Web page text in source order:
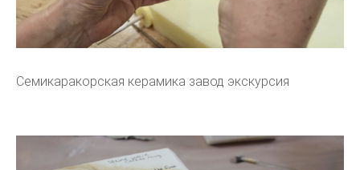
Семикаракорская керамика завод экскурсия